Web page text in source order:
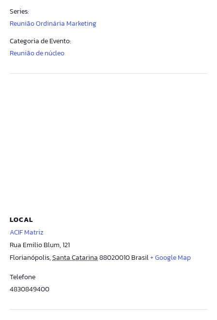
Series:
Reunião Ordinária Marketing
Categoria de Evento:
Reunião de núcleo
LOCAL
ACIF Matriz
Rua Emilio Blum, 121
Florianópolis,Santa Catarina88020010Brasil+ Google Map
Telefone
4830849400